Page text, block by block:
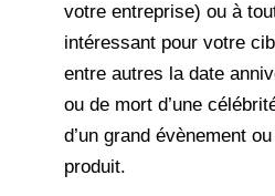
votre entreprise) ou à
intéressant pour votre
entre autres la date
ou de mort d’une
d’un grand évènement
produit.